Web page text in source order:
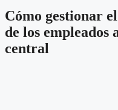
Cómo gestionar
de los empleados
central